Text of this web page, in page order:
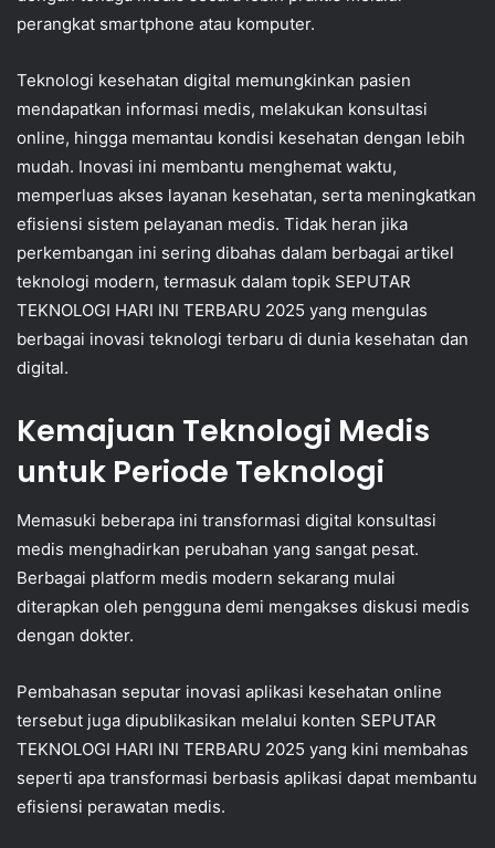
perangkat smartphone atau komputer.
Teknologi kesehatan digital memungkinkan pasien
mendapatkan informasi medis, melakukan konsultasi
online, hingga memantau kondisi kesehatan dengan lebih
mudah. Inovasi ini membantu menghemat waktu,
memperluas akses layanan kesehatan, serta meningkatkan
efisiensi sistem pelayanan medis. Tidak heran jika
perkembangan ini sering dibahas dalam berbagai artikel
teknologi modern, termasuk dalam topik SEPUTAR
TEKNOLOGI HARI INI TERBARU 2025 yang mengulas
berbagai inovasi teknologi terbaru di dunia kesehatan dan
digital.
Kemajuan Teknologi Medis
untuk Periode Teknologi
Memasuki beberapa ini transformasi digital konsultasi
medis menghadirkan perubahan yang sangat pesat.
Berbagai platform medis modern sekarang mulai
diterapkan oleh pengguna demi mengakses diskusi medis
dengan dokter.
Pembahasan seputar inovasi aplikasi kesehatan online
tersebut juga dipublikasikan melalui konten SEPUTAR
TEKNOLOGI HARI INI TERBARU 2025 yang kini membahas
seperti apa transformasi berbasis aplikasi dapat membantu
efisiensi perawatan medis.